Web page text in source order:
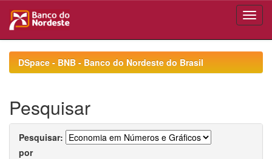
navigationDSpace - BNB - Banco do Nordeste do Brasil
Pesquisar
Pesquisar:
por